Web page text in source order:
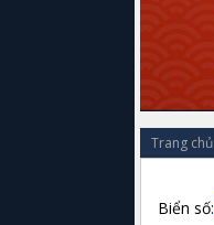
Trang chủ
Biển số: